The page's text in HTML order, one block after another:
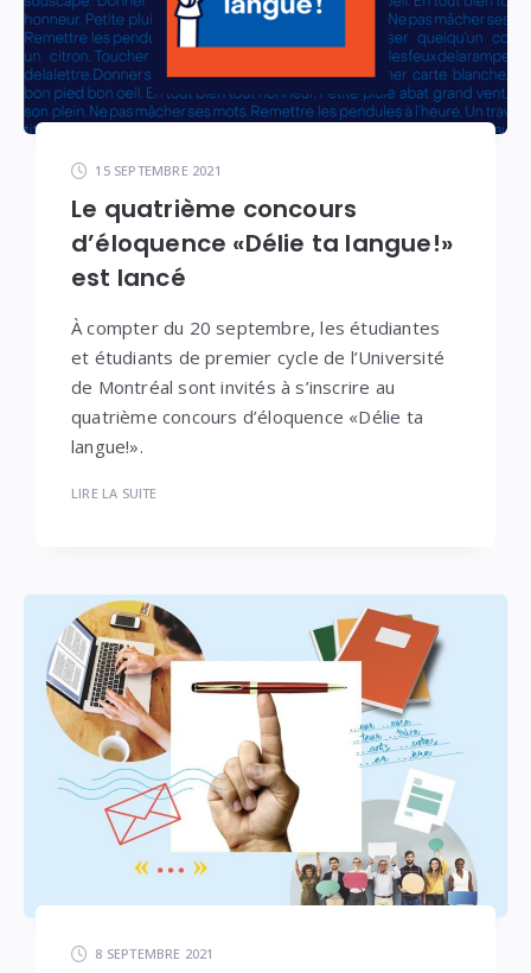
15 SEPTEMBRE 2021
Le quatrième concours
d’éloquence «Délie ta langue!»
est lancé
À compter du 20 septembre, les étudiantes
et étudiants de premier cycle de l’Université
de Montréal sont invités à s’inscrire au
quatrième concours d’éloquence «Délie ta
langue!».
LIRE LA SUITE
8 SEPTEMBRE 2021